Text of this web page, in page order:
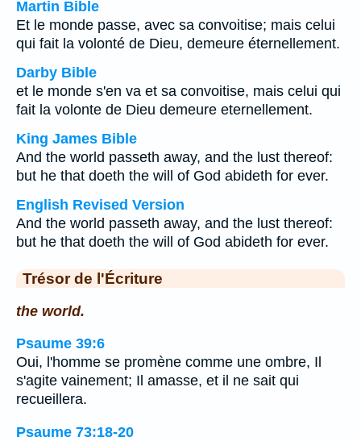
Martin Bible
Et le monde passe, avec sa convoitise; mais celui
qui fait la volonté de Dieu, demeure éternellement.
Darby Bible
et le monde s'en va et sa convoitise, mais celui qui
fait la volonte de Dieu demeure eternellement.
King James Bible
And the world passeth away, and the lust thereof:
but he that doeth the will of God abideth for ever.
English Revised Version
And the world passeth away, and the lust thereof:
but he that doeth the will of God abideth for ever.
Trésor de l'Écriture
the world.
Psaume 39:6
Oui, l'homme se promène comme une ombre, Il
s'agite vainement; Il amasse, et il ne sait qui
recueillera.
Psaume 73:18-20